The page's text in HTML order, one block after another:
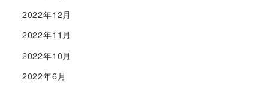
2022年12月
2022年11月
2022年10月
2022年6月